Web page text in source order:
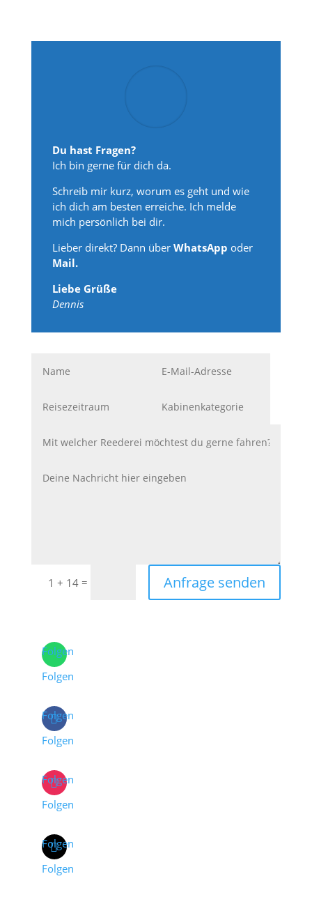
Du hast Fragen?
Ich bin gerne für dich da.
Schreib mir kurz, worum es geht und wie
ich dich am besten erreiche. Ich melde
mich persönlich bei dir.
Lieber direkt? Dann überWhatsApp oder
Mail.
Liebe Grüße
Dennis
1 + 14 = Anfrage senden
Folgen
Folgen
Folgen
Folgen
Folgen
Folgen
Folgen
Folgen